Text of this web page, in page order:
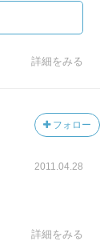
ぼ語り尽くし
学ぶかの選択
詳細をみる
フォロー
2011.04.28
詳細をみる